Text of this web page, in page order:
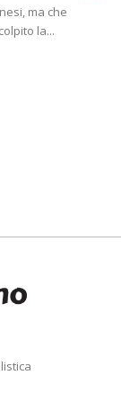
ma che
la...